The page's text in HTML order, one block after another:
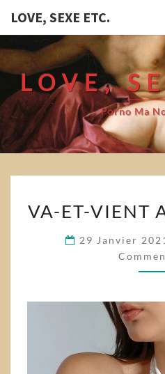
LOVE, SEXE ETC.
LOVE,
Porno Ma
VA-ET-VIENT
29 Janvier